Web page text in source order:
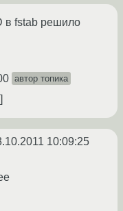
в fstab решило
автор топика
10:09:25